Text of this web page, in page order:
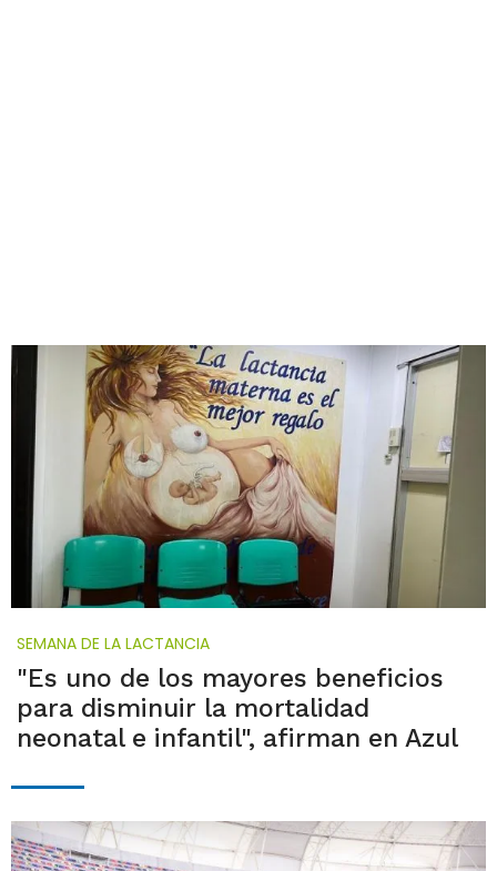
SEMANA DE LA LACTANCIA
"Es uno de los mayores beneficios
para disminuir la mortalidad
neonatal e infantil", afirman en Azul